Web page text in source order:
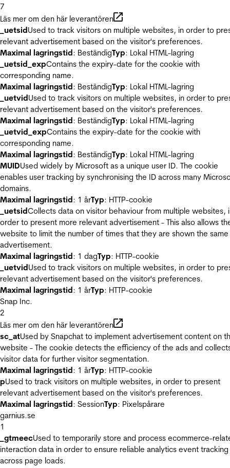
7
Läs mer om den här leverantören
_uetsidUsed to track visitors on multiple websites, in order to
relevant advertisement based on the visitor's preferences.
Maximal lagringstid: BeständigTyp: Lokal HTML-lagring
_uetsid_expContains the expiry-date for the cookie with
corresponding name.
Maximal lagringstid: BeständigTyp: Lokal HTML-lagring
_uetvidUsed to track visitors on multiple websites, in order to
relevant advertisement based on the visitor's preferences.
Maximal lagringstid: BeständigTyp: Lokal HTML-lagring
_uetvid_expContains the expiry-date for the cookie with
corresponding name.
Maximal lagringstid: BeständigTyp: Lokal HTML-lagring
MUIDUsed widely by Microsoft as a unique user ID. The cookie
enables user tracking by synchronising the ID across many
domains.
Maximal lagringstid: 1 årTyp: HTTP-cookie
_uetsidCollects data on visitor behaviour from multiple websites,
order to present more relevant advertisement - This also allows
website to limit the number of times that they are shown the same
advertisement.
Maximal lagringstid: 1 dagTyp: HTTP-cookie
_uetvidUsed to track visitors on multiple websites, in order to
relevant advertisement based on the visitor's preferences.
Maximal lagringstid: 1 årTyp: HTTP-cookie
Snap Inc.
2
Läs mer om den här leverantören
sc_atUsed by Snapchat to implement advertisement content on
website - The cookie detects the efficiency of the ads and
visitor data for further visitor segmentation.
Maximal lagringstid: 1 årTyp: HTTP-cookie
pUsed to track visitors on multiple websites, in order to present
relevant advertisement based on the visitor's preferences.
Maximal lagringstid: SessionTyp: Pixelspårare
garnius.se
1
_gtmeecUsed to temporarily store and process ecommerce-
interaction data in order to ensure reliable analytics event tracking
across page loads.